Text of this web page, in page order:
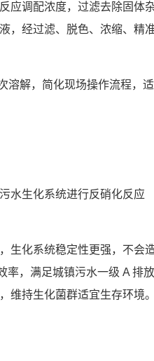
应调配浓度，过滤去除固体
，经过滤、脱色、浓缩、精
溶解，简化现场操作流程，适
水生化系统进行反硝化反应
生化系统稳定性更强，不会
率，满足城镇污水一级 A 排放
维持生化菌群适宜生存环境。